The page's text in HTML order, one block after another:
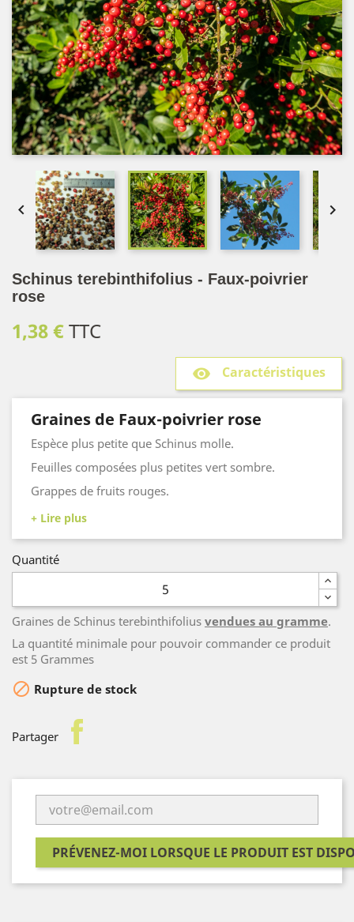
 
Schinus terebinthifolius - Faux-poivrier
rose
1,38 €TTC
remove_red_eye Caractéristiques
Graines de Faux-poivrier rose
Espèce plus petite que Schinus molle.
Feuilles composées plus petites vert sombre.
Grappes de fruits rouges.
Tolère les embruns.
Quantité
Graines de Schinus terebinthifolius vendues au gramme.
La quantité minimale pour pouvoir commander ce produit
est 5 Grammes
 Rupture de stock
Partager facebook
PRÉVENEZ-MOI LORSQUE LE PRODUIT EST